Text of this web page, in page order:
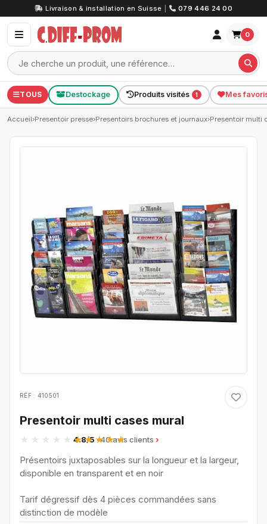
Livraison & installation en Suisse 079 446 24 00
0
TOUS Destockage Produits visités 1 Mes
Accueil›Presentoir presse›Presentoirs brochures et journaux›Presentoir multi
RÉF : 410501
Presentoir multi cases mural
4.8/5· 40 avis clients
Présentoirs juxtaposables sur la longueur et la largeur,
disponible en transparent et en noir
Tarif dégressif dès 4 pièces commandées sans
distinction de modèle